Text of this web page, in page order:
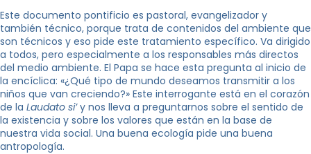
Este documento pontificio es pastoral, evangelizador y
también técnico, porque trata de contenidos del ambiente que
son técnicos y eso pide este tratamiento específico. Va dirigido
a todos, pero especialmente a los responsables más directos
del medio ambiente. El Papa se hace esta pregunta al inicio de
la encíclica: «¿Qué tipo de mundo deseamos transmitir a los
niños que van creciendo?» Este interrogante está en el corazón
de la Laudato si’y nos lleva a preguntarnos sobre el sentido de
la existencia y sobre los valores que están en la base de
nuestra vida social. Una buena ecología pide una buena
antropología.